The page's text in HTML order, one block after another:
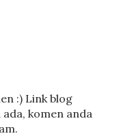
:) Link blog
komen anda